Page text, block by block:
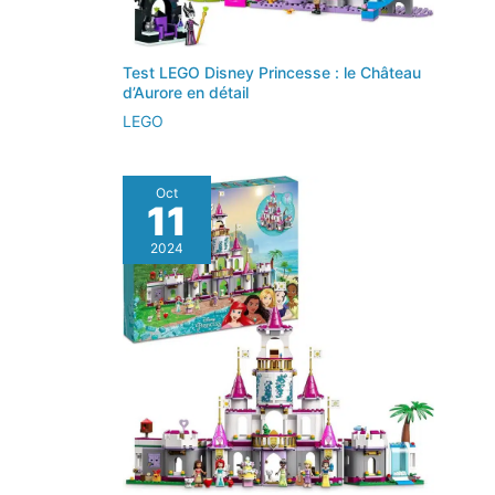
Test LEGO Disney Princesse : le Château
d’Aurore en détail
LEGO
Oct
11
2024